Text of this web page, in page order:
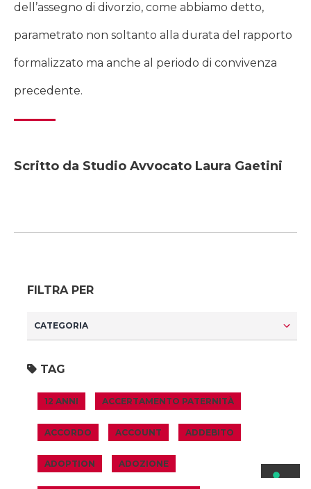
dell’assegno di divorzio, come abbiamo detto,
parametrato non soltanto alla durata del rapporto
formalizzato ma anche al periodo di convivenza
precedente.
Scritto da Studio Avvocato Laura Gaetini
FILTRA PER
TAG
12 ANNI ACCERTAMENTO PATERNITÀ
ACCORDO ACCOUNT ADDEBITO
ADOPTION ADOZIONE